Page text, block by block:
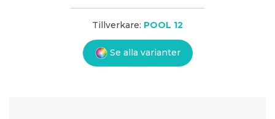
Tillverkare: POOL 12
Se alla varianter